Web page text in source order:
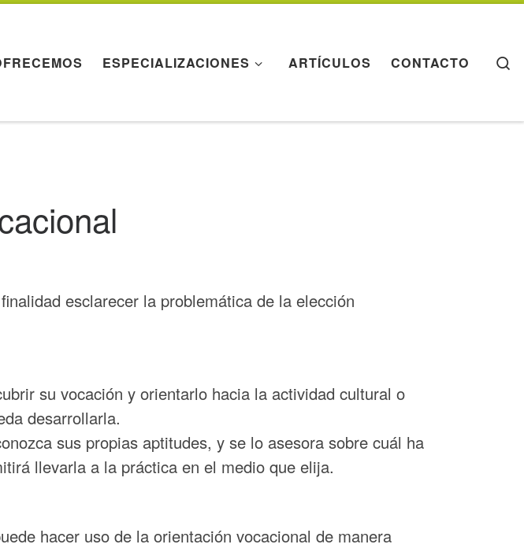
ESPECIALIZACIONES ARTÍCULOS CONTACTO
esclarecer la problemática de la elección
su vocación y orientarlo hacia la actividad cultural o
desarrollarla.
sus propias aptitudes, y se lo asesora sobre cuál ha
llevarla a la práctica en el medio que elija.
hacer uso de la orientación vocacional de manera